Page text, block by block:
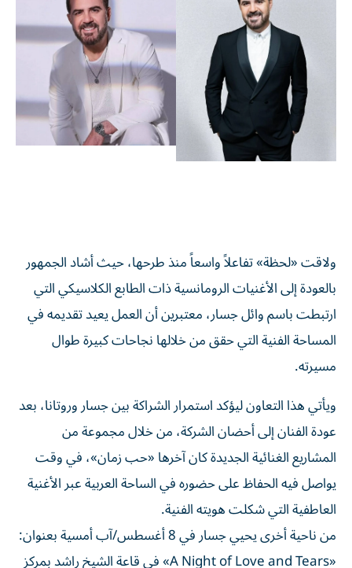
ولاقت «لحظة» تفاعلاً واسعاً منذ طرحها، حيث أشاد الجمهور
بالعودة إلى الأغنيات الرومانسية ذات الطابع الكلاسيكي التي
ارتبطت باسم وائل جسار، معتبرين أن العمل يعيد تقديمه في
المساحة الفنية التي حقق من خلالها نجاحات كبيرة طوال
مسيرته.
ويأتي هذا التعاون ليؤكد استمرار الشراكة بين جسار وروتانا، بعد
عودة الفنان إلى أحضان الشركة، من خلال مجموعة من
المشاريع الغنائية الجديدة كان آخرها «حب زمان»، في وقت
يواصل فيه الحفاظ على حضوره في الساحة العربية عبر الأغنية
العاطفية التي شكلت هويته الفنية.
من ناحية أخرى يحيي جسار في 8 أغسطس/آب أمسية بعنوان:
«A Night of Love and Tears» في قاعة الشيخ راشد بمركز